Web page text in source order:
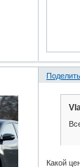
Какой